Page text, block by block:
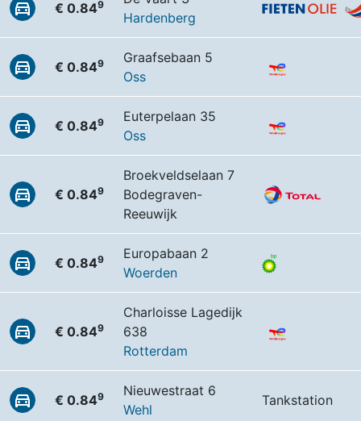
€ 0.849
Hardenberg
€ 0.849
Graafsebaan 5
Oss
€ 0.849
Euterpelaan 35
Oss
€ 0.849
Broekveldselaan 7
Bodegraven-
Reeuwijk
€ 0.849
Europabaan 2
Woerden
€ 0.849
Charloisse Lagedijk
638
Rotterdam
€ 0.849
Nieuwestraat 6
Wehl
Tankstation